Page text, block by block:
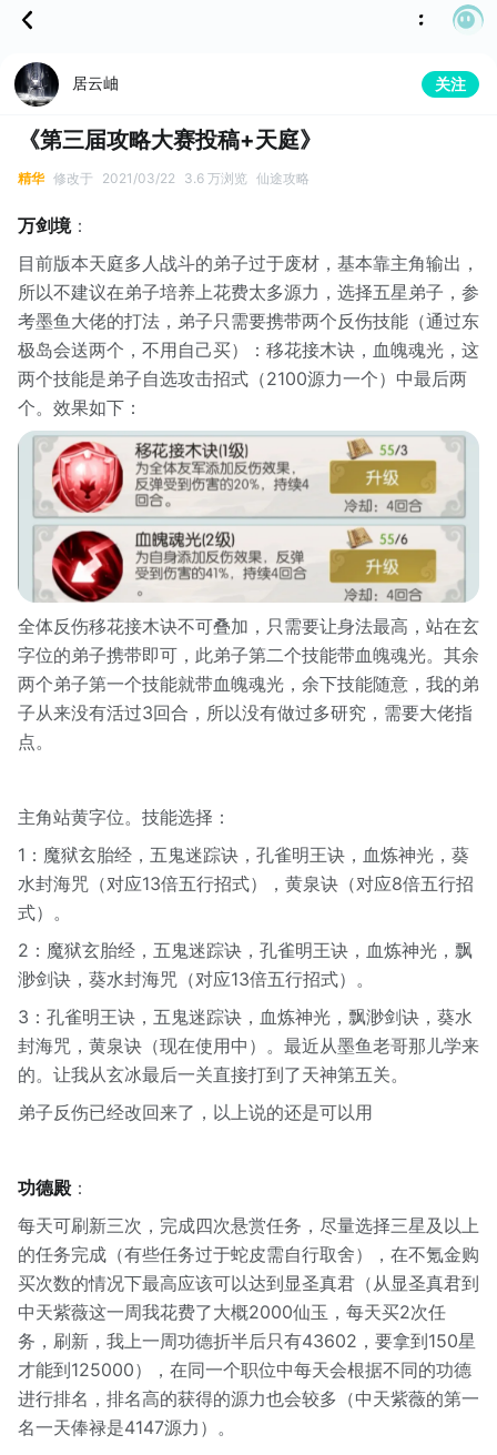
居云岫 关注
《第三届攻略大赛投稿+天庭》
精华 修改于 2021/03/22 3.6 万浏览 仙途攻略
万剑境：
目前版本天庭多人战斗的弟子过于废材，基本靠主角输出，
所以不建议在弟子培养上花费太多源力，选择五星弟子，参
考墨鱼大佬的打法，弟子只需要携带两个反伤技能（通过东
极岛会送两个，不用自己买）：移花接木诀，血魄魂光，这
两个技能是弟子自选攻击招式（2100源力一个）中最后两
个。效果如下：
全体反伤移花接木诀不可叠加，只需要让身法最高，站在玄
字位的弟子携带即可，此弟子第二个技能带血魄魂光。其余
两个弟子第一个技能就带血魄魂光，余下技能随意，我的弟
子从来没有活过3回合，所以没有做过多研究，需要大佬指
点。
主角站黄字位。技能选择：
1：魔狱玄胎经，五鬼迷踪诀，孔雀明王诀，血炼神光，葵
水封海咒（对应13倍五行招式），黄泉诀（对应8倍五行招
式）。
2：魔狱玄胎经，五鬼迷踪诀，孔雀明王诀，血炼神光，飘
渺剑诀，葵水封海咒（对应13倍五行招式）。
3：孔雀明王诀，五鬼迷踪诀，血炼神光，飘渺剑诀，葵水
封海咒，黄泉诀（现在使用中）。最近从墨鱼老哥那儿学来
的。让我从玄冰最后一关直接打到了天神第五关。
弟子反伤已经改回来了，以上说的还是可以用
功德殿：
每天可刷新三次，完成四次悬赏任务，尽量选择三星及以上
的任务完成（有些任务过于蛇皮需自行取舍），在不氪金购
买次数的情况下最高应该可以达到显圣真君（从显圣真君到
中天紫薇这一周我花费了大概2000仙玉，每天买2次任
务，刷新，我上一周功德折半后只有43602，要拿到150星
才能到125000），在同一个职位中每天会根据不同的功德
进行排名，排名高的获得的源力也会较多（中天紫薇的第一
名一天俸禄是4147源力）。